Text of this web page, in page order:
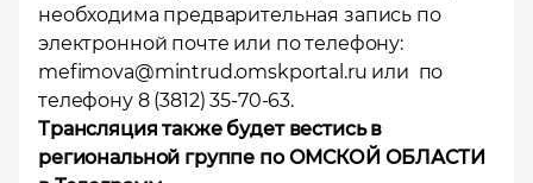
необходима предварительная запись по
электронной почте или по телефону:
mefimova@mintrud.omskportal.ru или по
телефону 8 (3812) 35-70-63.
Трансляция также будет вестись в
региональной группе по ОМСКОЙ ОБЛАСТИ